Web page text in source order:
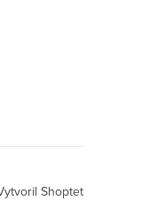
Shoptet